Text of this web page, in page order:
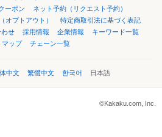
ーポン
ネット予約（リクエスト予約）
オプトアウト）
特定商取引法に基づく表記
せ 採用情報 企業情報
キーワード一覧
マップ
チェーン一覧
中文 繁體中文 한국어 日本語
©Kakaku.com, Inc.